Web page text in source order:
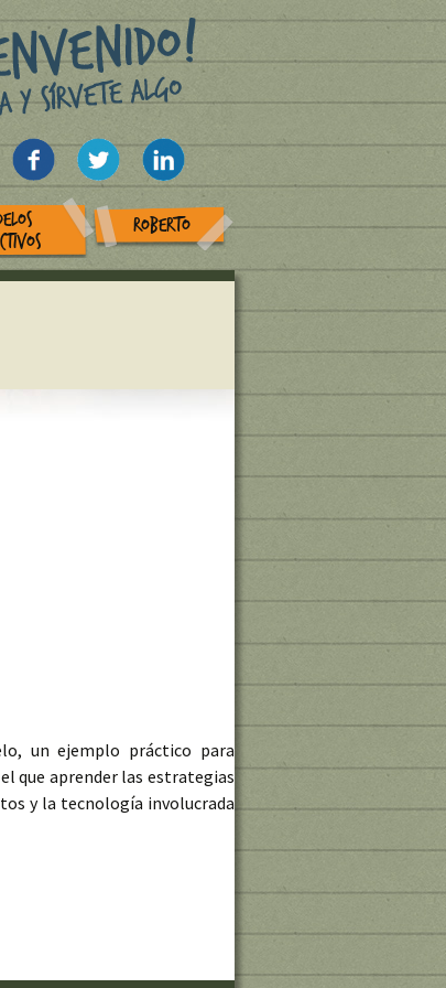
ROBERTO
un ejemplo práctico para
que aprender las estrategias
y la tecnología involucrada